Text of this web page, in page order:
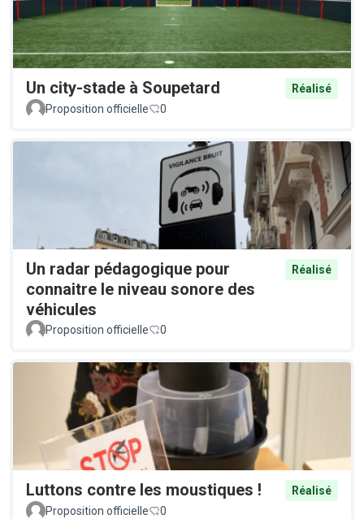
Un city-stade à Soupetard
Réalisé
Proposition officielle
0
Un radar pédagogique pour
connaitre le niveau sonore des
véhicules
Réalisé
Proposition officielle 0
Luttons contre les moustiques !
Réalisé
Proposition officielle
0